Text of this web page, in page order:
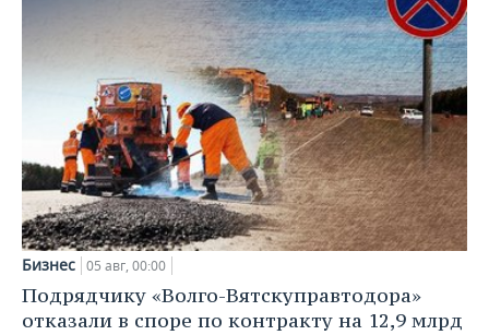
Бизнес 05 авг, 00:00
Подрядчику «Волго-Вятскуправтодора»
отказали в споре по контракту на 12,9 млрд